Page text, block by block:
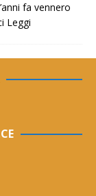
fa vennero
Leggi